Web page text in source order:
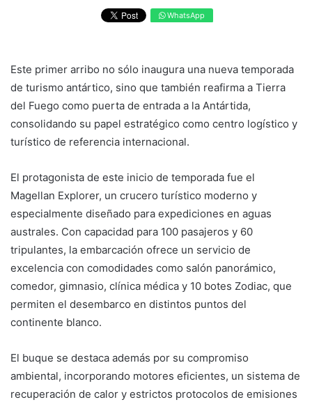
WhatsApp
Este primer arribo no sólo inaugura una nueva temporada
de turismo antártico, sino que también reafirma a Tierra
del Fuego como puerta de entrada a la Antártida,
consolidando su papel estratégico como centro logístico y
turístico de referencia internacional.
El protagonista de este inicio de temporada fue el
Magellan Explorer, un crucero turístico moderno y
especialmente diseñado para expediciones en aguas
australes. Con capacidad para 100 pasajeros y 60
tripulantes, la embarcación ofrece un servicio de
excelencia con comodidades como salón panorámico,
comedor, gimnasio, clínica médica y 10 botes Zodiac, que
permiten el desembarco en distintos puntos del
continente blanco.
El buque se destaca además por su compromiso
ambiental, incorporando motores eficientes, un sistema de
recuperación de calor y estrictos protocolos de emisiones